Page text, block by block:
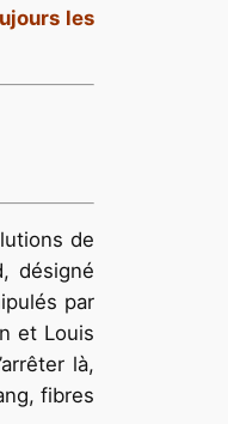
les
de
désigné
par
et Louis
là,
fibres